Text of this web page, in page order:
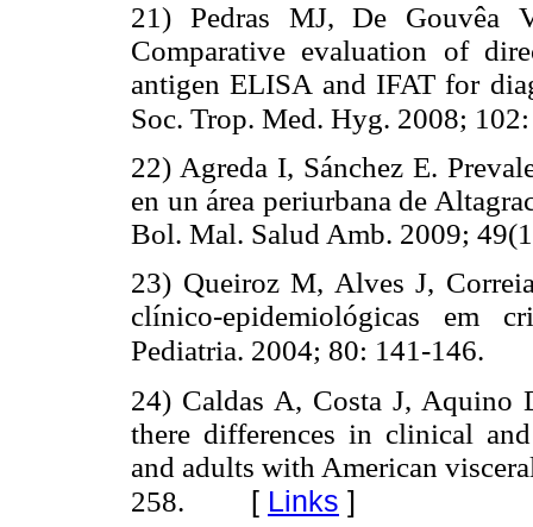
21) Pedras MJ, De
Comparative evaluation of
antigen ELISA and IFAT for
Soc. Trop. Med. Hyg. 2008;
22) Agreda I, Sánchez E.
en un área periurbana de
Bol. Mal. Salud Amb. 2009;
23) Queiroz M, Alves J,
clínico-epidemiológicas em
Pediatria. 2004; 80: 141-146.
24) Caldas A, Costa J,
there differences in clinical
and adults with American
258. [ Links ]